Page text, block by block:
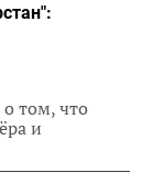
том, что
и